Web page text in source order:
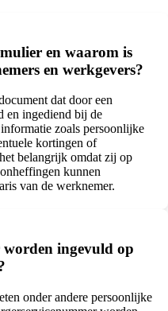
en waarom is
en werkgevers?
dat door een
en ingediend bij de
zoals persoonlijke
kortingen of
belangrijk omdat zij op
kunnen
van de werknemer.
worden ingevuld op
onder andere persoonlijke